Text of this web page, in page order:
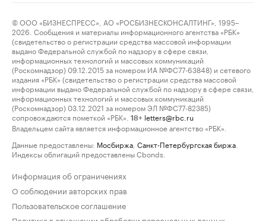
© ООО «БИЗНЕСПРЕСС», АО «РОСБИЗНЕСКОНСАЛТИНГ», 1995–
2026. Сообщения и материалы информационного агентства «РБК»
(свидетельство о регистрации средства массовой информации
выдано Федеральной службой по надзору в сфере связи,
информационных технологий и массовых коммуникаций
(Роскомнадзор) 09.12.2015 за номером ИА №ФС77-63848) и сетевого
издания «РБК» (свидетельство о регистрации средства массовой
информации выдано Федеральной службой по надзору в сфере связи,
информационных технологий и массовых коммуникаций
(Роскомнадзор) 03.12.2021 за номером ЭЛ №ФС77-82385)
сопровождаются пометкой «РБК».
18+ letters@rbc.ru
Владельцем сайта является информационное агентство «РБК».
Данные предоставлены: Мосбиржа Санкт-Петербургская биржа
Индексы облигаций предоставлены Cbonds.
Информация об ограничениях
О соблюдении авторских прав
Пользовательское соглашение